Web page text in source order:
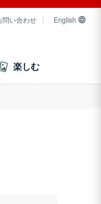
問い合わせ English
楽しむ